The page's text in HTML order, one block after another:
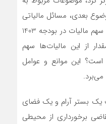
بعدی، مسائل مالیاتی
است. سوال این است که افزایش سهم مالیات در بودجه 1403
از این مالیات‌ها سهم
این موانع و عوامل
می‌برد.
بستر آرام و یک فضای
برخورداری از محیطی